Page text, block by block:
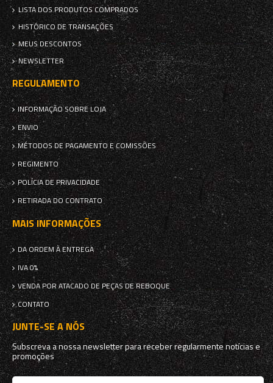
LISTA DOS PRODUTOS COMPRADOS
HISTÓRICO DE TRANSAÇÕES
MEUS DESCONTOS
NEWSLETTER
REGULAMENTO
INFORMAÇÃO SOBRE LOJA
ENVIO
MÉTODOS DE PAGAMENTO E COMISSÕES
REGIMENTO
POLÍCIA DE PRIVACIDADE
RETIRADA DO CONTRATO
MAIS INFORMAÇÕES
DA ORDEM À ENTREGA
IVA 0%
VENDA POR ATACADO DE PEÇAS DE REBOQUE
CONTATO
JUNTE-SE A NÓS
Subscreva a nossa newsletter para receber regularmente notícias e
promoções